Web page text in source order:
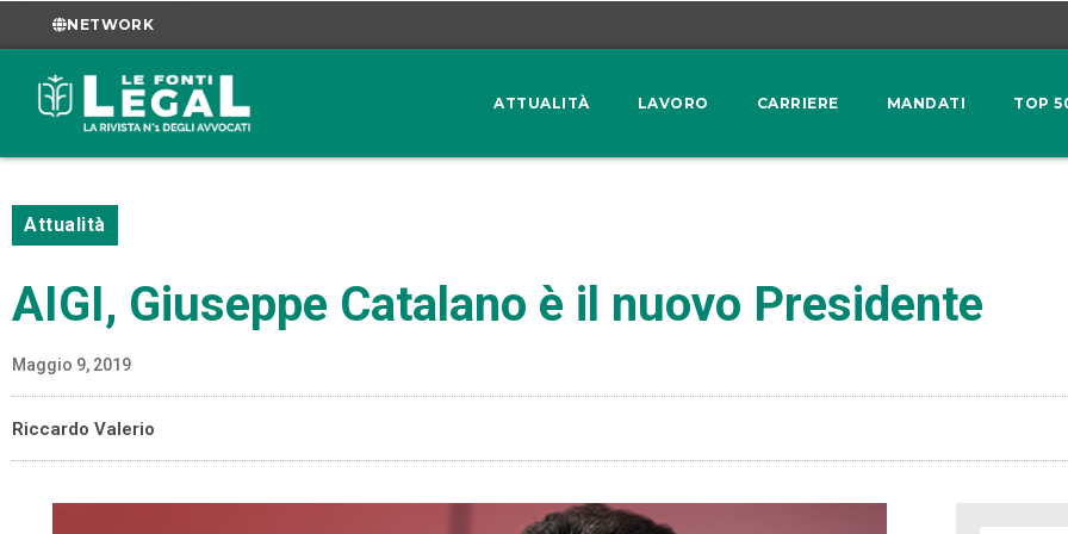
NETWORK
ATTUALITÀ LAVORO CARRIERE MANDATI TOP
Attualità
AIGI, Giuseppe Catalano è il nuovo Presidente
Maggio 9, 2019
Riccardo Valerio